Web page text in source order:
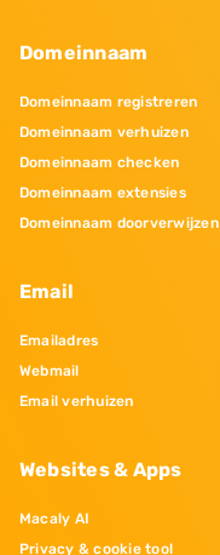
Domeinnaam
Domeinnaam registreren
Domeinnaam verhuizen
Domeinnaam checken
Domeinnaam extensies
Domeinnaam doorverwijzen
Email
Emailadres
Webmail
Email verhuizen
Websites & Apps
Macaly AI
Privacy & cookie tool